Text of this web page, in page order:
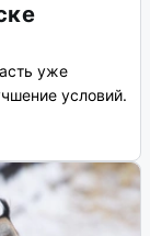
уже
условий.